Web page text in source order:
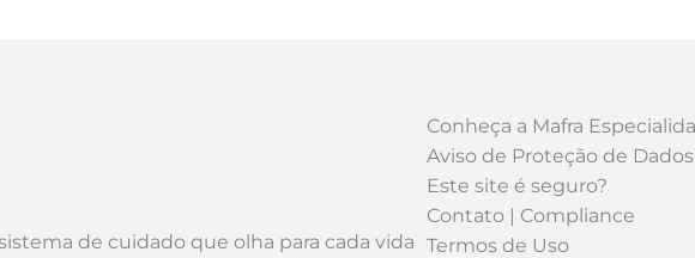
de cuidado que olha para cada vida
Conheça a Mafra
Aviso de Proteção de Dados
Este site é seguro?
Contato | Compliance
Termos de Uso